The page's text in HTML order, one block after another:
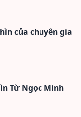
của chuyên gia
Từ Ngọc Minh